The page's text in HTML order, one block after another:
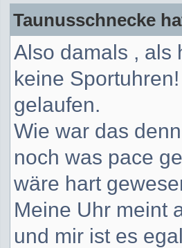
Taunusschnecke
Also damals , als
keine
gelaufen.
Wie war das
noch was pace
wäre hart
Meine Uhr meint
und mir ist es